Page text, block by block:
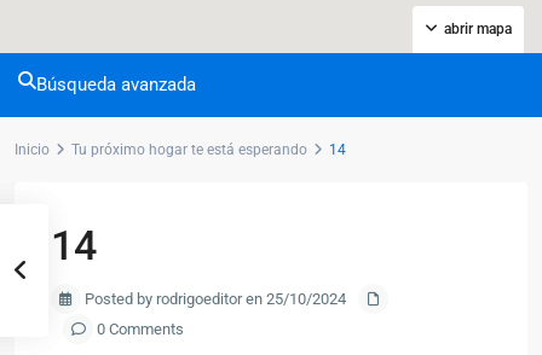
abrir mapa
Búsqueda avanzada
Inicio Tu próximo hogar te está esperando 14
14
Posted by rodrigoeditor en 25/10/2024
0 Comments